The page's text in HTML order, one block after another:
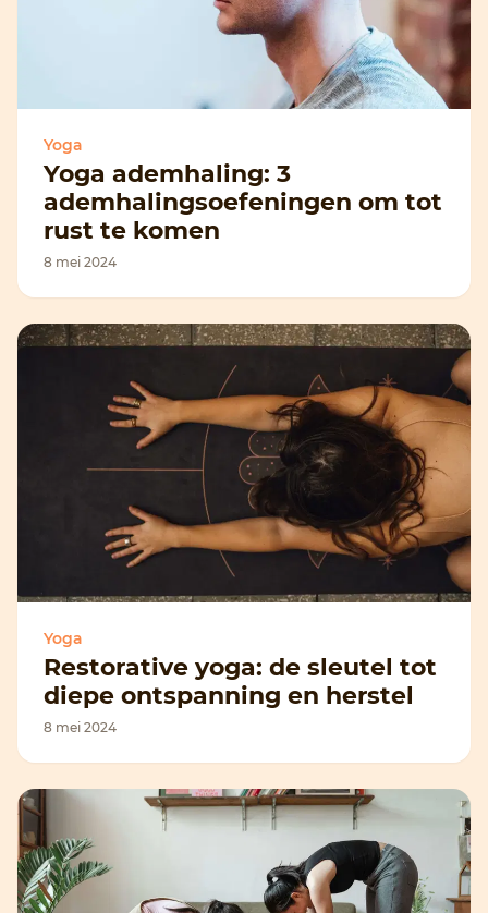
Yoga
Yoga ademhaling: 3
ademhalingsoefeningen om tot
rust te komen
8 mei 2024
Yoga
Restorative yoga: de sleutel tot
diepe ontspanning en herstel
8 mei 2024